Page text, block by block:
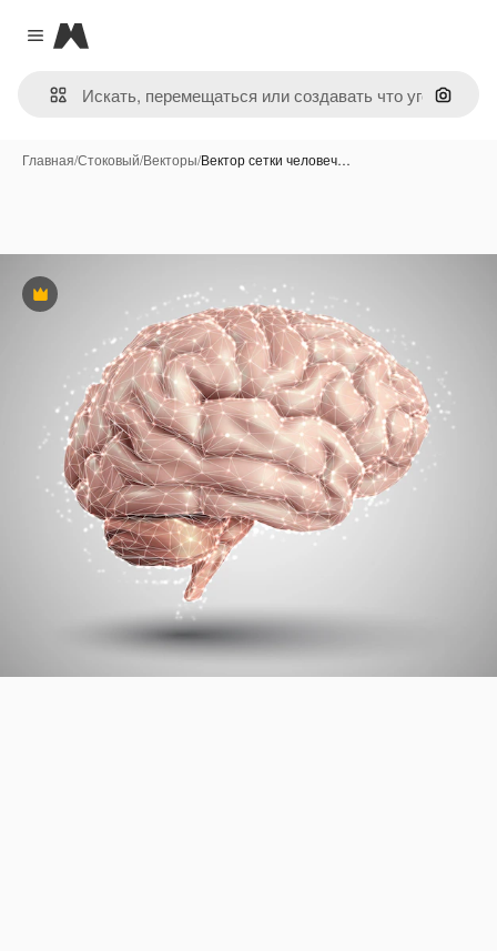
Close menu
Magnific
Поиск
Главная/Стоковый/Векторы/Вектор сетки человеч…
Премиум